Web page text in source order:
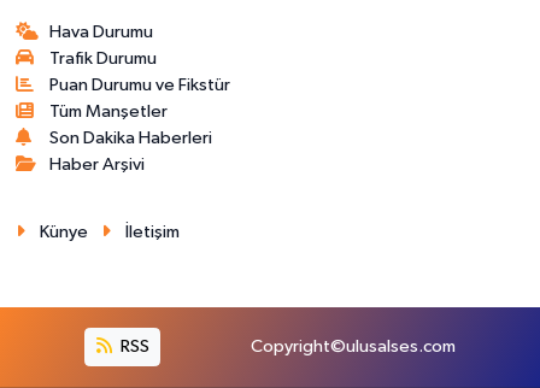
Hava Durumu
Trafik Durumu
Puan Durumu ve Fikstür
Tüm Manşetler
Son Dakika Haberleri
Haber Arşivi
Künye İletişim
RSS Copyright©ulusalses.com